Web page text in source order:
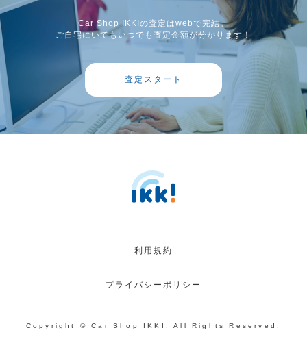
Car Shop IKKIの査定はwebで完結。
ご自宅にいてもいつでも査定金額が分かります！
査定スタート
利用規約
プライバシーポリシー
Copyright © Car Shop IKKI. All Rights Reserved.